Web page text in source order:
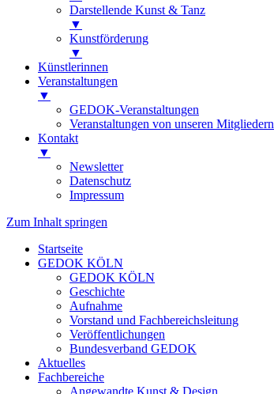
Darstellende Kunst & Tanz
▼
Kunstförderung
▼
Künstlerinnen
Veranstaltungen
▼
GEDOK-Veranstaltungen
Veranstaltungen von unseren Mitgliedern
Kontakt
▼
Newsletter
Datenschutz
Impressum
Zum Inhalt springen
Startseite
GEDOK KÖLN
GEDOK KÖLN
Geschichte
Aufnahme
Vorstand und Fachbereichsleitung
Veröffentlichungen
Bundesverband GEDOK
Aktuelles
Fachbereiche
Angewandte Kunst & Design